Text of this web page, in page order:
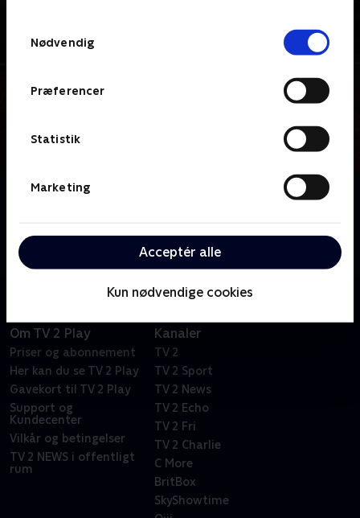
Nødvendig
Præferencer
Statistik
Marketing
Acceptér alle
Kun nødvendige cookies
Om Tabu - med Rune Klan
samfundets største tabuer med mennesker formet
af fordomme og misforståede hensyn.
Om TV 2 Play
Priser og abonnement
Her kan du se TV 2 Play
Gavekort til TV 2 Play
Support og
Kundecenter
Vilkår og betingelser
TV 2 NEWS i offentligt
rum
Kanaler
TV 2
TV 2 Sport
TV 2 News
TV 2 Echo
TV 2 Fri
TV 2 Charlie
C More
BritBox
SkyShowtime